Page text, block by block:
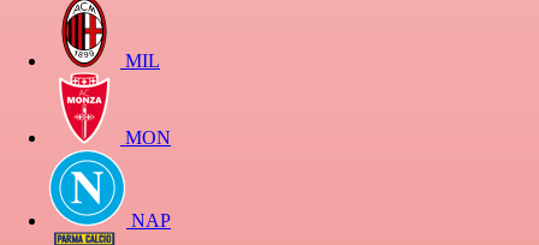
MIL
MON
NAP